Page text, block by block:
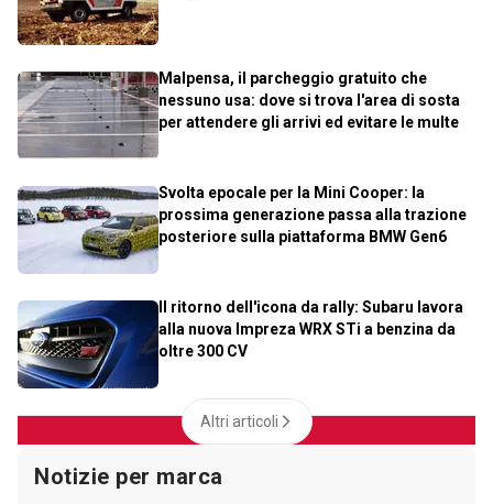
Malpensa, il parcheggio gratuito che
nessuno usa: dove si trova l'area di sosta
per attendere gli arrivi ed evitare le multe
Svolta epocale per la Mini Cooper: la
prossima generazione passa alla trazione
posteriore sulla piattaforma BMW Gen6
Il ritorno dell'icona da rally: Subaru lavora
alla nuova Impreza WRX STi a benzina da
oltre 300 CV
Altri articoli
Notizie per marca